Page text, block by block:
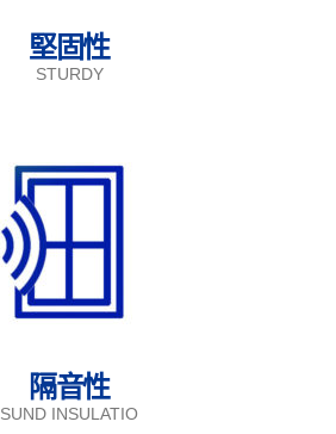
堅固性
STURDY
隔音性
SUND INSULATIO